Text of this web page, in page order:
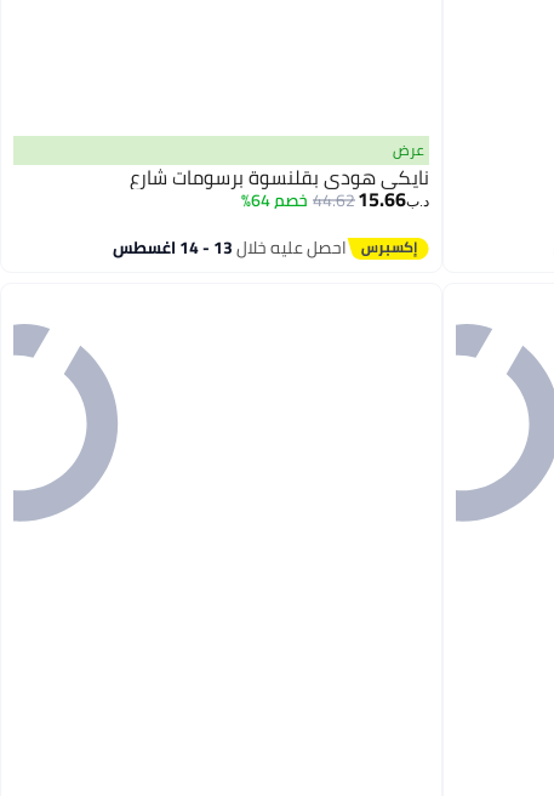
2
عرض
نايكي هودي بقلنسوة برسومات شارع
د.ب‏15.66
44.62 خصم 64%
احصل عليه خلال13 - 14 اغسطس